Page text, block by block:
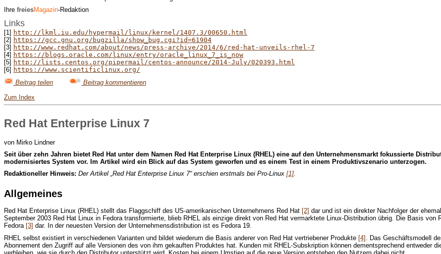
Ihre freiesMagazin-Redaktion
Links
[1] http://lkml.iu.edu/hypermail/linux/kernel/1407.3/00650.html
[2] https://gcc.gnu.org/bugzilla/show_bug.cgi?id=61904
[3] http://www.redhat.com/about/news/press-archive/2014/6/red-hat-unveils-rhel-7
[4] https://blogs.oracle.com/linux/entry/oracle_linux_7_is_now
[5] http://lists.centos.org/pipermail/centos-announce/2014-July/020393.html
[6] https://www.scientificlinux.org/
Beitrag teilen
Beitrag kommentieren
Zum Index
Red Hat Enterprise Linux 7
von Mirko Lindner
Seit über zehn Jahren bietet Red Hat unter dem Namen Red Hat Enterprise Linux (RHEL) eine auf den Unternehmensmarkt fokussierte
modernisiertes System vor. Im Artikel wird ein Blick auf das System geworfen und es einem Test in einem Produktivszenario unterzogen.
Redaktioneller Hinweis: Der Artikel „Red Hat Enterprise Linux 7“ erschien erstmals bei Pro-Linux [1].
Allgemeines
Red Hat Enterprise Linux (RHEL) stellt das Flaggschiff des US-amerikanischen Unternehmens Red Hat [2] dar und ist ein direkter Nachfolger der
September 2003 Red Hat Linux in Fedora transformierte, blieb RHEL als einzige direkt von Red Hat vermarktete Linux-Distribution übrig. Die Basis
Fedora [3] dar. In der neuesten Version der Unternehmensdistribution ist es Fedora 19.
RHEL selbst existiert in verschiedenen Varianten und bildet wiederum die Basis anderer von Red Hat vertriebener Produkte [4] . Das Geschäftsmodell
Abonnement den Zugriff auf alle Versionen des von ihm gekauften Produktes hat. Kunden mit RHEL-Subskription können dementsprechend entweder